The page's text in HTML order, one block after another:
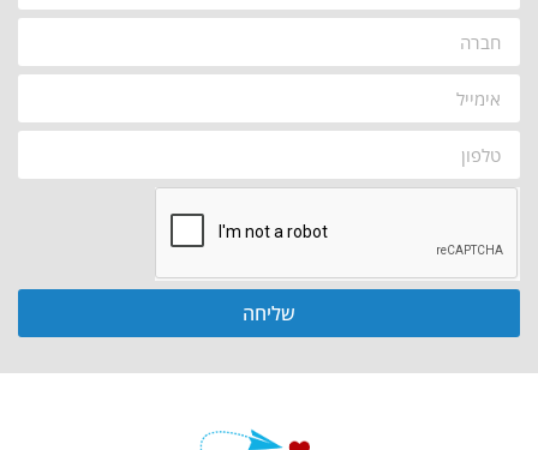
שליחה